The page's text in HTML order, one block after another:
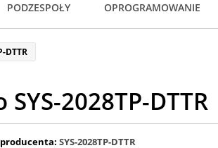
PODZESPOŁY OPROGRAMOWANIE
DTTR
2028TP-DTTR
SYS-2028TP-DTTR